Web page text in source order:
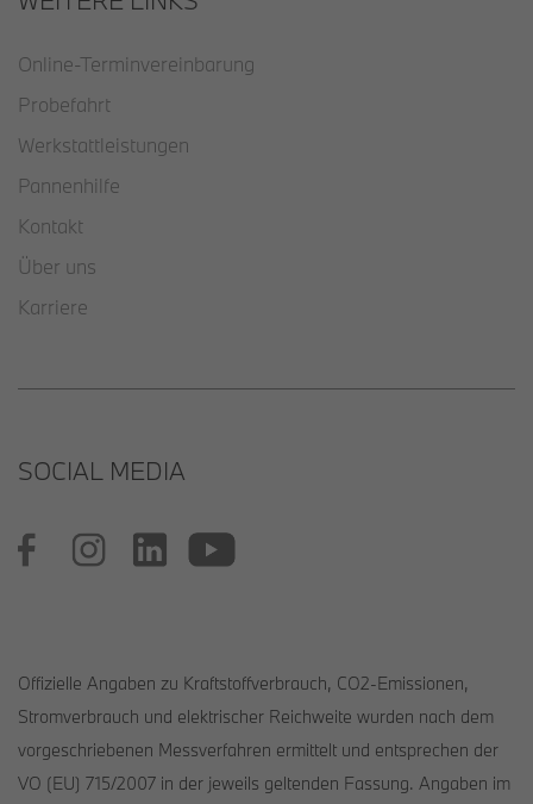
Online-Terminvereinbarung
Probefahrt
Werkstattleistungen
Pannenhilfe
Kontakt
Über uns
Karriere
SOCIAL MEDIA
Offizielle Angaben zu Kraftstoffverbrauch, CO2-Emissionen,
Stromverbrauch und elektrischer Reichweite wurden nach dem
vorgeschriebenen Messverfahren ermittelt und entsprechen der
VO (EU) 715/2007 in der jeweils geltenden Fassung. Angaben im